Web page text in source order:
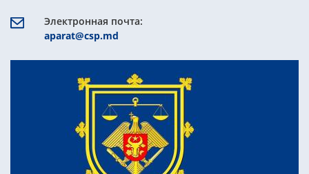
Электронная почта:
aparat@csp.md